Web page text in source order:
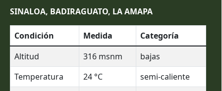
SINALOA, BADIRAGUATO, LA AMAPA
Condición Medida
Categoría
Altitud
316 msnm
bajas
Temperatura
24 °C
semi-caliente